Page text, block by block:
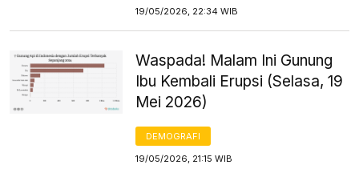
19/05/2026, 22:34 WIB
Waspada! Malam Ini Gunung
Ibu Kembali Erupsi (Selasa, 19
Mei 2026)
DEMOGRAFI
19/05/2026, 21:15 WIB